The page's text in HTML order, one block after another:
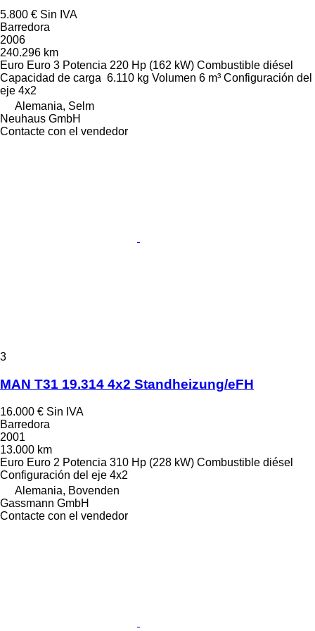
5.800 € Sin IVA
Barredora
2006
240.296 km
Euro Euro 3 Potencia 220 Hp (162 kW) Combustible diésel
Capacidad de carga 6.110 kg Volumen 6 m³ Configuración del
eje 4x2
Alemania, Selm
Neuhaus GmbH
Contacte con el vendedor
3
MAN T31 19.314 4x2 Standheizung/eFH
16.000 € Sin IVA
Barredora
2001
13.000 km
Euro Euro 2 Potencia 310 Hp (228 kW) Combustible diésel
Configuración del eje 4x2
Alemania, Bovenden
Gassmann GmbH
Contacte con el vendedor